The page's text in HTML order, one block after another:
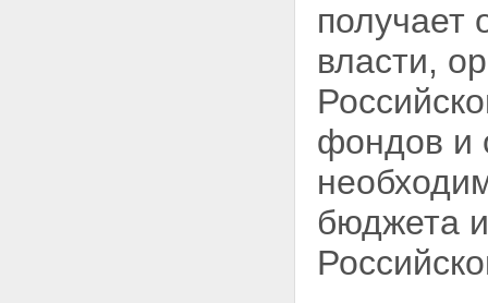
получает
власти,
фондов и
бюджета